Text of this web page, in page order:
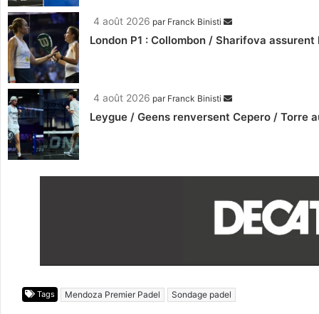
4 août 2026 par Franck Binisti
London P1 : Collombon / Sharifova
4 août 2026 par Franck Binisti
Leygue / Geens renversent Cepero / Torre
Tags Mendoza Premier Padel Sondage padel